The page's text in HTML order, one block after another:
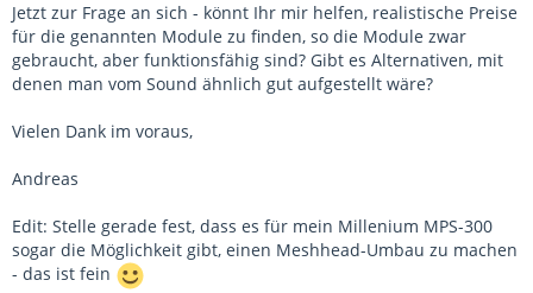
Jetzt zur Frage an sich - könnt Ihr mir helfen, realistische Preise
für die genannten Module zu finden, so die Module zwar
gebraucht, aber funktionsfähig sind? Gibt es Alternativen, mit
denen man vom Sound ähnlich gut aufgestellt wäre?
Vielen Dank im voraus,
Andreas
Edit: Stelle gerade fest, dass es für mein Millenium MPS-300
sogar die Möglichkeit gibt, einen Meshhead-Umbau zu machen
- das ist fein